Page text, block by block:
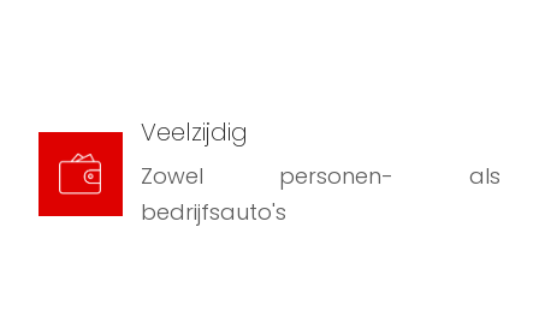
Veelzijdig
Zowel personen- als
bedrijfsauto's